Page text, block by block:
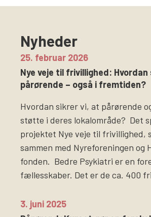
Nyheder
25. februar 2026
Nye veje til frivillighed:
pårørende – også i fremtiden?
Hvordan sikrer vi, at pårørende
støtte i deres lokalområde? Det
projektet Nye veje til frivillighed,
sammen med Nyreforeningen
fonden. Bedre Psykiatri er en
fællesskaber. Det er de ca. 400
3. juni 2025